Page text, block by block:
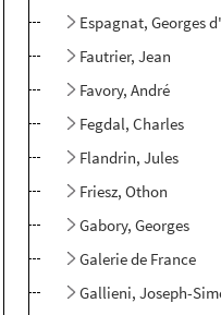
Espagnat, Georges d'
Fautrier, Jean
Favory, André
Fegdal, Charles
Flandrin, Jules
Friesz, Othon
Gabory, Georges
Galerie de France
Gallieni, Joseph-